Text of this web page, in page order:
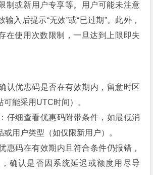
制或新用户专享等。用户可能未注意
入后提示“无效”或“已过期”。此外，
在使用次数限制，一旦达到上限即失
确认优惠码是否在有效期内，留意时区
能采用UTC时间）。
：仔细查看优惠码附带条件，如最低消
或用户类型（如仅限新用户）。
惠码在有效期内且符合条件仍报错，
确认是否因系统延迟或额度用尽导